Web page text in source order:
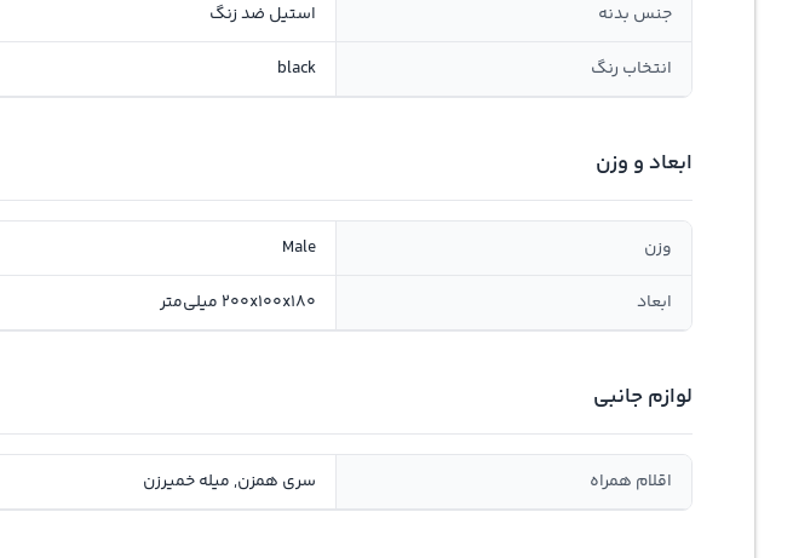
جنس بدنه استیل ضد زنگ
انتخاب رنگ black
ابعاد و وزن
وزن Male
ابعاد 200x100x180 میلی‌متر
لوازم جانبی
اقلام همراه سری همزن, میله خمیرزن